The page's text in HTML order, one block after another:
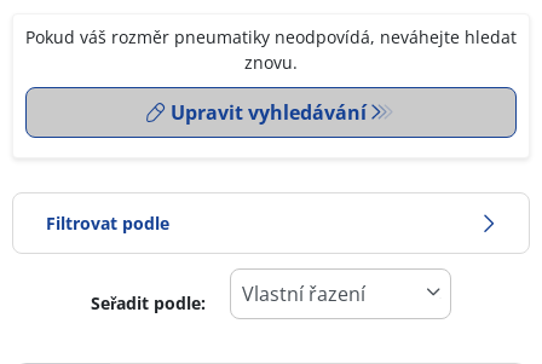
Pokud váš rozměr pneumatiky neodpovídá, neváhejte hledat
znovu.
Upravit vyhledávání
Filtrovat podle
Seřadit podle: